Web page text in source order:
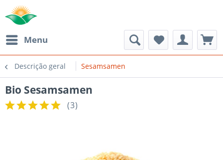
Menu
Descrição geral Sesamsamen
Bio Sesamsamen
(3)